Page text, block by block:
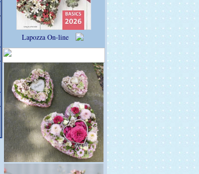
Lapozza On-line